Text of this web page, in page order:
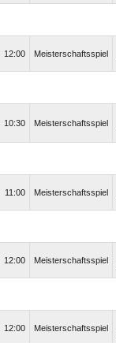
12:00 Meisterschaftsspiel
10:30 Meisterschaftsspiel
11:00 Meisterschaftsspiel
12:00 Meisterschaftsspiel
12:00 Meisterschaftsspiel